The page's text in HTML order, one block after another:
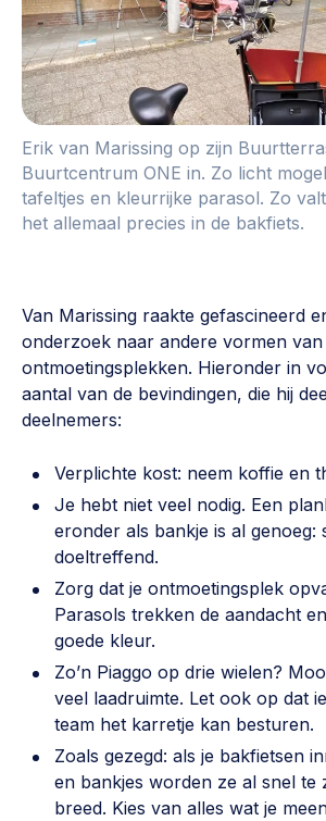
Erik van Marissing op zijn
Buurtcentrum ONE in. Zo licht
tafeltjes en kleurrijke parasol. Zo
het allemaal precies in de bakfiets.
Van Marissing raakte gefascineerd
onderzoek naar andere vormen van
ontmoetingsplekken. Hieronder in
aantal van de bevindingen, die hij
deelnemers:
Verplichte kost: neem koffie en
Je hebt niet veel nodig. Een
eronder als bankje is al genoeg:
doeltreffend.
Zorg dat je ontmoetingsplek
Parasols trekken de aandacht
goede kleur.
Zo’n Piaggo op drie wielen?
veel laadruimte. Let ook op dat
team het karretje kan besturen.
Zoals gezegd: als je bakfietsen
en bankjes worden ze al snel te
breed. Kies van alles wat je